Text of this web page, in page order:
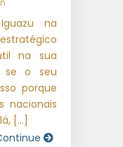
na
na sua
se o seu
porque
nacionais
[…]